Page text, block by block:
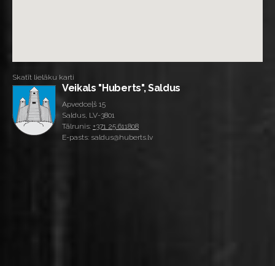
Skatīt lielāku karti
Veikals "Huberts", Saldus
Apvedceļš 15
Saldus, LV-3801
Tālrunis: +371 25 611808
E-pasts: saldus@huberts.lv